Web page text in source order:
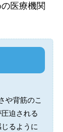
医療機関
や背筋のこ
迫される
るように